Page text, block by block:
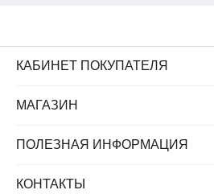
КАБИНЕТ ПОКУПАТЕЛЯ
МАГАЗИН
ПОЛЕЗНАЯ ИНФОРМАЦИЯ
КОНТАКТЫ